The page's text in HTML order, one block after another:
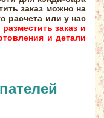
заказ можно на
расчета или у нас
заказ и
и детали